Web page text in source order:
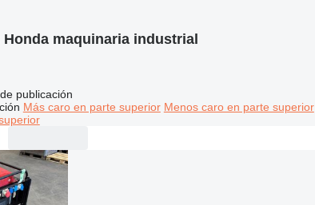
Honda maquinaria industrial
publicación
Más caro en parte superior Menos caro en parte superior